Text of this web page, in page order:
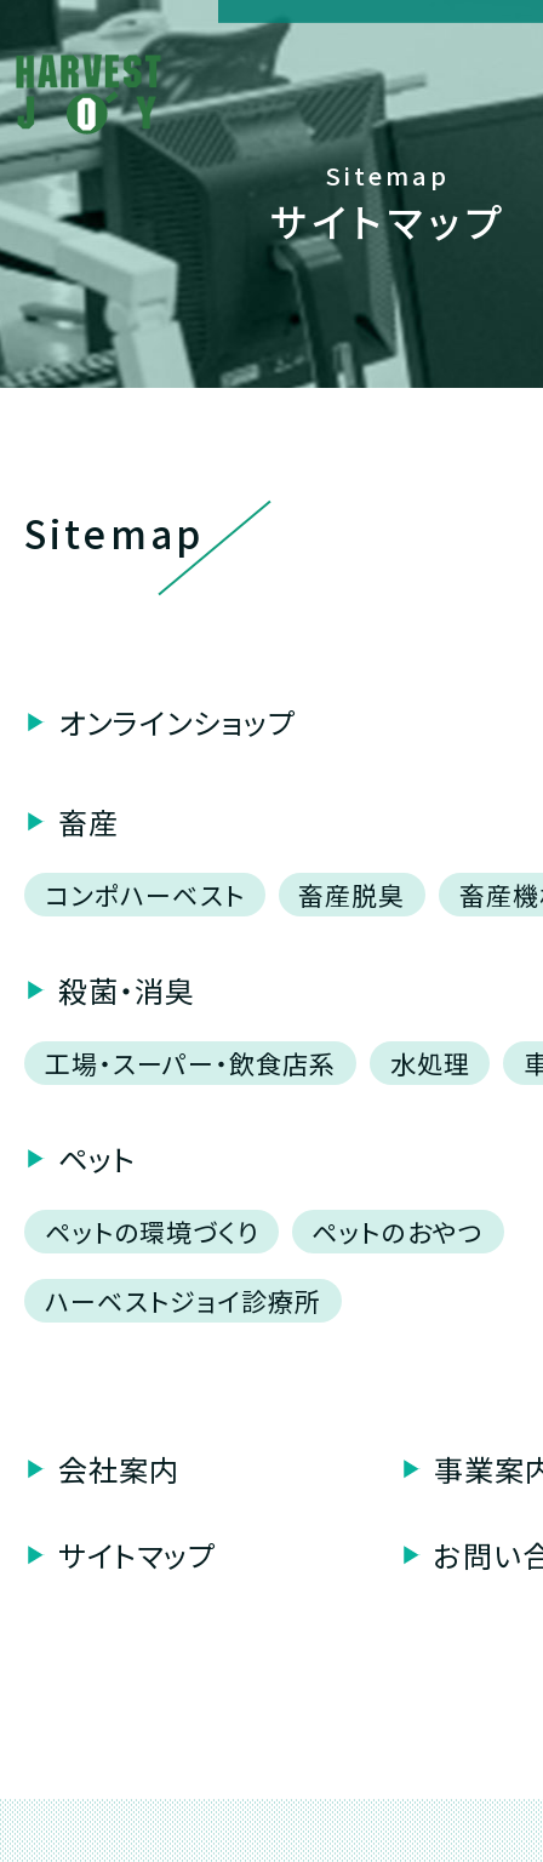
Sitemap
サイトマップ
Sitemap
オンラインショップ
畜産
コンポハーベスト 畜産脱臭 畜産
殺菌・消臭
工場・スーパー・飲食店系 水処理
ペット
ペットの環境づくり
ペットのおやつ
ハーベストジョイ診療所
会社案内 事業案
サイトマップ お問い